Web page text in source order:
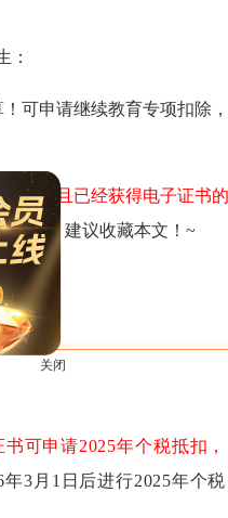
：
可申请继续教育专项扣除，
证书且已经获得电子证书的
如下，建议收藏本文！~
程
可申请2025年个税抵扣，
3月1日后进行2025年个税